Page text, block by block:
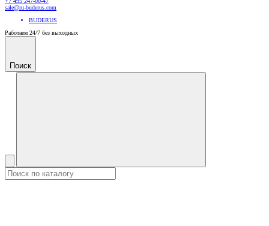
sale@ru-buderus.com
BUDERUS
Работаем 24/7 без выходных
Поиск